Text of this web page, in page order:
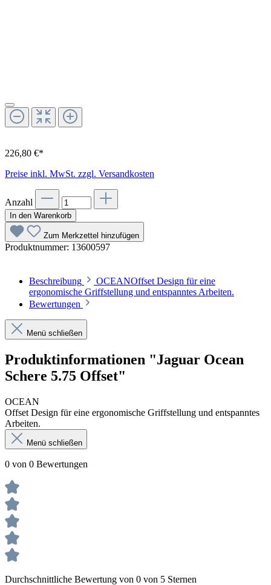
226,80 €*
Preise inkl. MwSt. zzgl. Versandkosten
Anzahl
In den Warenkorb
Zum Merkzettel hinzufügen
Produktnummer: 13600597
Beschreibung
OCEANOffset Design für eine
ergonomische Griffstellung und entspanntes Arbeiten.
Bewertungen
Menü schließen
Produktinformationen "Jaguar Ocean
Schere 5.75 Offset"
OCEAN
Offset Design für eine ergonomische Griffstellung und entspanntes
Arbeiten.
Menü schließen
0 von 0 Bewertungen
Durchschnittliche Bewertung von 0 von 5 Sternen